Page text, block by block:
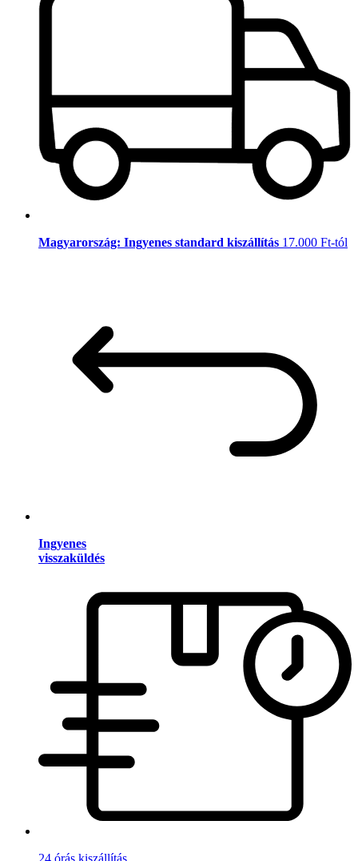
Magyarország: Ingyenes standard kiszállítás 17.000 Ft-tól
Ingyenes
visszaküldés
24 órás kiszállítás